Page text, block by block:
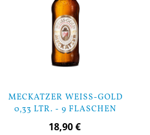
MECKATZER WEISS-GOLD
0,33 LTR. - 9 FLASCHEN
18,90 €